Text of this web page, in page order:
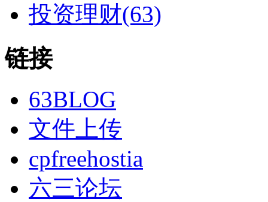
投资理财(63)
链接
63BLOG
文件上传
cpfreehostia
六三论坛